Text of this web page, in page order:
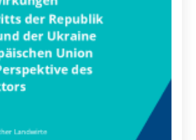
geprägt ist. Doch die
sich erst beweisen – in
mit schwierigen Mehrheiten,
Bevölkerung
einer Haushaltskrise. Ein
Unbekannten.